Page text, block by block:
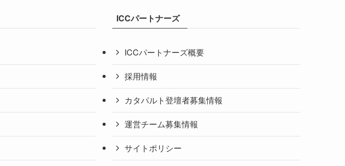
ICCパートナーズ
ICCパートナーズ概要
採用情報
カタパルト登壇者募集情報
運営チーム募集情報
サイトポリシー